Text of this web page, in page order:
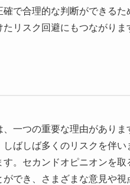
で合理的な判断ができる
リスク回避にもつながりま
一つの重要な理由があり
ばしば多くのリスクを伴
。セカンドオピニオンを
でき、さまざまな意見や